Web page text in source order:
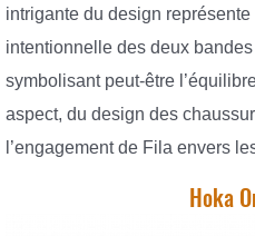
intrigante du design
intentionnelle des deux
symbolisant peut-être
aspect, du design des
l’engagement de Fila envers
Hoka